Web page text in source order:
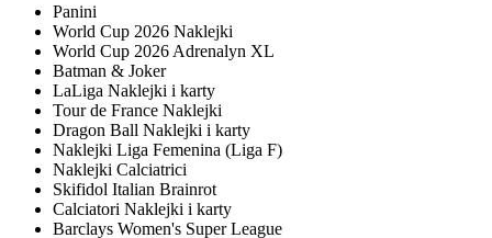
Panini
World Cup 2026 Naklejki
World Cup 2026 Adrenalyn XL
Batman & Joker
LaLiga Naklejki i karty
Tour de France Naklejki
Dragon Ball Naklejki i karty
Naklejki Liga Femenina (Liga F)
Naklejki Calciatrici
Skifidol Italian Brainrot
Calciatori Naklejki i karty
Barclays Women's Super League